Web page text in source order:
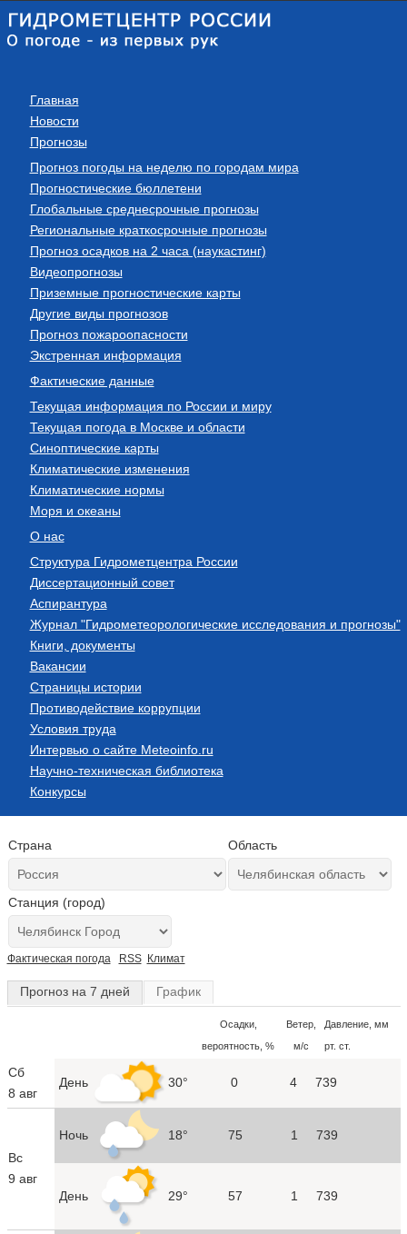
Главная
Новости
Прогнозы
Прогноз погоды на неделю по городам мира
Прогностические бюллетени
Глобальные среднесрочные прогнозы
Региональные краткосрочные прогнозы
Прогноз осадков на 2 часа (наукастинг)
Видеопрогнозы
Приземные прогностические карты
Другие виды прогнозов
Прогноз пожароопасности
Экстренная информация
Фактические данные
Текущая информация по России и миру
Текущая погода в Москве и области
Синоптические карты
Климатические изменения
Климатические нормы
Моря и океаны
О нас
Структура Гидрометцентра России
Диссертационный совет
Аспирантура
Журнал "Гидрометеорологические исследования и прогнозы"
Книги, документы
Вакансии
Страницы истории
Противодействие коррупции
Условия труда
Интервью о сайте Meteoinfo.ru
Научно-техническая библиотека
Конкурсы
Страна Область
Станция (город)
Фактическая погода RSS Климат
Прогноз на 7 дней График
Осадки,
вероятность, %
Ветер,
м/с
Давление, мм
рт. ст.
Сб
8 авг
День 30° 0 4 739
Вс
9 авг
Ночь 18° 75 1 739
День 29° 57 1 739